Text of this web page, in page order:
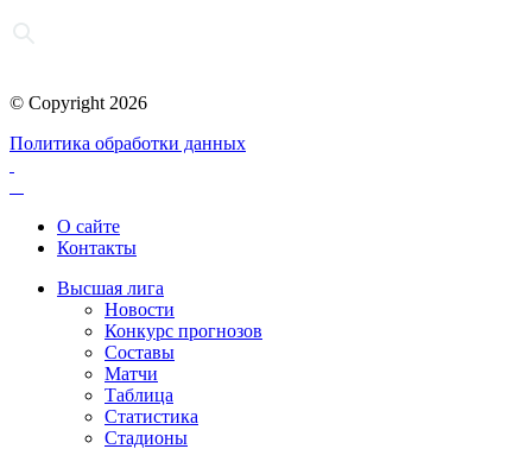
© Copyright 2026
Политика обработки данных
О сайте
Контакты
Высшая лига
Новости
Конкурс прогнозов
Составы
Матчи
Таблица
Статистика
Стадионы